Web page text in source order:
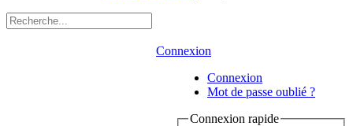
Connexion
Connexion
Mot de passe oublié ?
Connexion rapide